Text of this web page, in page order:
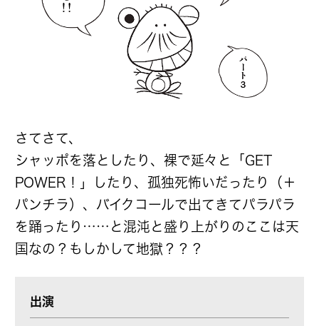
さてさて、
シャッポを落としたり、裸で延々と「GET
POWER！」したり、孤独死怖いだったり（＋
パンチラ）、バイクコールで出てきてパラパラ
を踊ったり……と混沌と盛り上がりのここは天
国なの？もしかして地獄？？？
出演